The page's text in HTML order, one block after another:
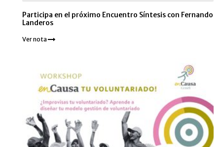
Participa en el próximo Encuentro Síntesis con Fernando
Landeros
Ver nota